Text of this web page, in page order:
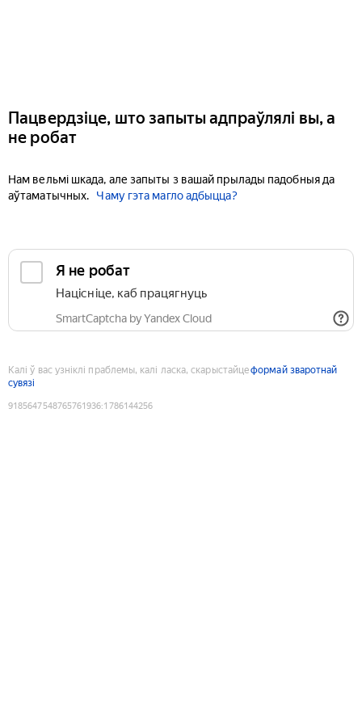
Пацвердзіце, што запыты адпраўлялі вы, а
не робат
Нам вельмі шкада, але запыты з вашай прылады падобныя да
аўтаматычных.
Чаму гэта магло адбыцца?
Я не робат
Націсніце, каб працягнуць
SmartCaptcha by Yandex Cloud
Калі ў вас узніклі праблемы, калі ласка, скарыстайцеформай зваротнай
сувязі
9185647548765761936:1786144256